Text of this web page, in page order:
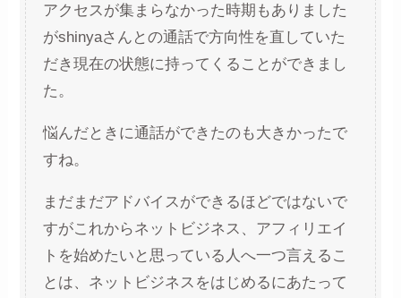
アクセスが集まらなかった時期もありました
がshinyaさんとの通話で方向性を直していた
だき現在の状態に持ってくることができまし
た。
悩んだときに通話ができたのも大きかったで
すね。
まだまだアドバイスができるほどではないで
すがこれからネットビジネス、アフィリエイ
トを始めたいと思っている人へ一つ言えるこ
とは、ネットビジネスをはじめるにあたって